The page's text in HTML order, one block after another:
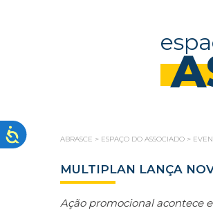
ABRASCE > ESPAÇO DO ASSOCIADO >
MULTIPLAN LANÇA
Ação promocional acontece